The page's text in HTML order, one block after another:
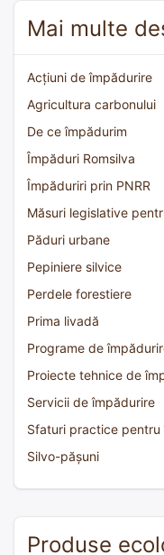
Mai multe
Acțiuni de împădurire
Agricultura carbonului
De ce împădurim
Împăduri Romsilva
Împăduriri prin PNRR
Măsuri legislative
Păduri urbane
Pepiniere silvice
Perdele forestiere
Prima livadă
Programe de
Proiecte tehnice de
Servicii de împădurire
Sfaturi practice
Silvo-pășuni
Produse